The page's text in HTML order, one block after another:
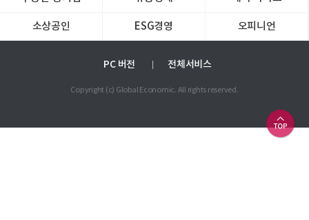
소상공인 ESG경영 오피니언
PC 버전 전체서비스
Copyright (c) Global Economic. All rights reserved.